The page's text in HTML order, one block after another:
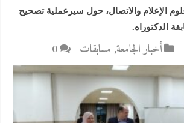
الإعلام والاتصال، حول سيرعملية تصحيح
الدكتوراه.
أخبار الجامعة, مسابقات 0